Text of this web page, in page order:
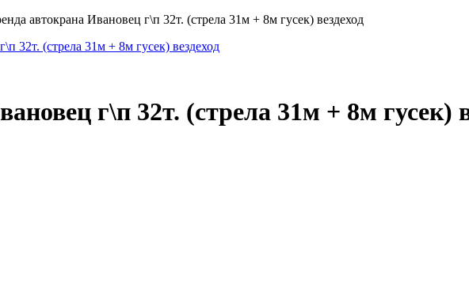
автокрана Ивановец г\п 32т. (стрела 31м + 8м гусек) вездеход
г\п 32т. (стрела 31м + 8м гусек)